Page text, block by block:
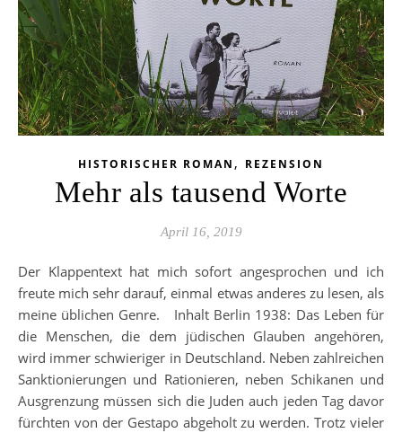
HISTORISCHER ROMAN , REZENSION
Mehr als tausend Worte
April 16, 2019
Der Klappentext hat mich sofort angesprochen und ich
freute mich sehr darauf, einmal etwas anderes zu lesen, als
meine üblichen Genre. Inhalt Berlin 1938: Das Leben für
die Menschen, die dem jüdischen Glauben angehören,
wird immer schwieriger in Deutschland. Neben zahlreichen
Sanktionierungen und Rationieren, neben Schikanen und
Ausgrenzung müssen sich die Juden auch jeden Tag davor
fürchten von der Gestapo abgeholt zu werden. Trotz vieler